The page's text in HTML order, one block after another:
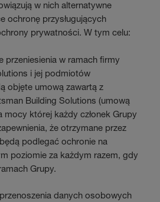
w nich alternatywne
ochronę przysługujących
prywatności. W tym celu:
w ramach firmy
i jej podmiotów
objęte umową zawartą z
Building Solutions (umową
mocy której każdy członek Grupy
że otrzymane przez
podlegać ochronie na
poziomie za każdym razem, gdy
Grupy.
danych osobowych